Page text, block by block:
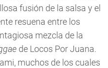
fusión de la salsa y el
resuena entre los
mezcla de la
de Locos Por Juana.
muchos de los cuales